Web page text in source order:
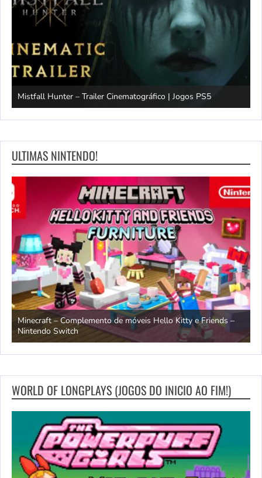
Mistfall Hunter – Trailer Cinematográfico | Jogos PS5
ULTIMAS NINTENDO!
Minecraft – Complemento de móveis Hello Kitty e Friends –
Nintendo Switch
WORLD OF LONGPLAYS (JOGOS DO INICIO AO FIM!)